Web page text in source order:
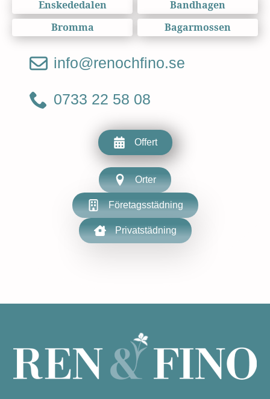
Enskededalen
Bandhagen
Bromma
Bagarmossen
info@renochfino.se
0733 22 58 08
Offert
Orter
Företagsstädning
Privatstädning